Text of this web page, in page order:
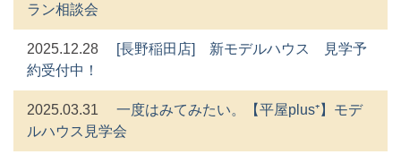
ラン相談会
2025.12.28
[長野稲田店] 新モデルハウス 見学予
約受付中！
2025.03.31
一度はみてみたい。【平屋plus⁺】モデ
ルハウス見学会